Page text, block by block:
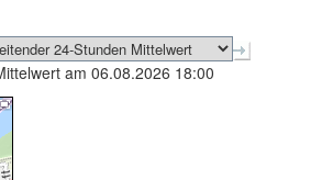
am 06.08.2026 18:00